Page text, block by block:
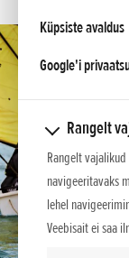
Küpsiste avaldus
Google'i
Rangelt
Rangelt
navigeeritavaks
lehel
Veebisait ei saa